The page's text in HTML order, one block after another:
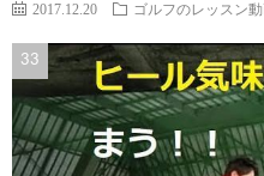
2017.12.20 ゴルフのレッスン